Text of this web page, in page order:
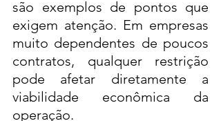
são exemplos de pontos que
exigem atenção. Em empresas
muito dependentes de poucos
contratos, qualquer restrição
pode afetar diretamente a
viabilidade econômica da
operação.